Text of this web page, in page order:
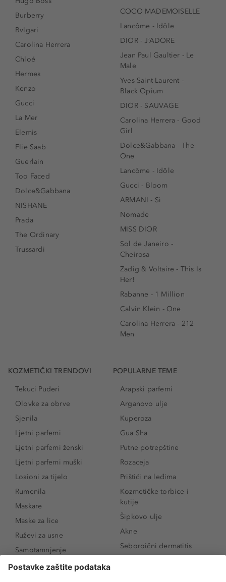
Burberry
Bvlgari
Carolina Herrera
Chloé
Hermes
Kenzo
Gucci
La Mer
Elemis
Elie Saab
Guerlain
Too Faced
Dolce&Gabbana
NISHANE
Prada
The Ordinary
Trussardi
COCO MADEMOISELLE
Lancôme - Idôle
DIOR - J’ADORE
Jean Paul Gaultier - Le
Male
Yves Saint Laurent -
Black Opium
DIOR - SAUVAGE
Carolina Herrera - Good
Girl
Dolce&Gabbana - The
One
Lancôme - Idôle
Gucci - Bloom
ARMANI - Sì
Nomade
MISS DIOR
Sol de Janeiro -
Cheirosa
Zadig & Voltaire - This Is
Her!
Rabanne - 1 Million
Calvin Klein - One
Carolina Herrera - 212
Men
KOZMETIČKI TRENDOVI
Tekuci Puderi
Olovke za obrve
Sjenila
Ljetni parfemi
Ljetni parfemi ženski
Ljetni parfemi muški
Losioni za tijelo
Rumenila
Maskare
Maske za lice
Ruževi za usne
Samotamnjenje
Puderi
POPULARNE TEME
Arapski parfemi
Arganovo ulje
Kuperoza
Gua Sha
Putne potrepštine
Rozaceja
Prištići na leđima
Kozmetičke torbice i
kutije
Šipkovo ulje
Akne
Seboroični dermatitis